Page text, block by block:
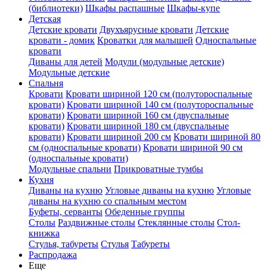
(библиотеки) Шкафы распашные Шкафы-купе
Детская
Детские кровати Двухъярусные кровати Детские
кровати - домик Кроватки для малышей Односпальные
кровати
Диваны для детей Модули (модульные детские)
Модульные детские
Спальня
Кровати Кровати шириной 120 см (полутороспальные
кровати) Кровати шириной 140 см (полутороспальные
кровати) Кровати шириной 160 см (двуспальные
кровати) Кровати шириной 180 см (двуспальные
кровати) Кровати шириной 200 см Кровати шириной 80
см (односпальные кровати) Кровати шириной 90 см
(односпальные кровати)
Модульные спальни Прикроватные тумбы
Кухня
Диваны на кухню Угловые диваны на кухню Угловые
диваны на кухню со спальным местом
Буфеты, серванты Обеденные группы
Столы Раздвижные столы Стеклянные столы Стол-
книжка
Стулья, табуреты Стулья Табуреты
Распродажа
Еще